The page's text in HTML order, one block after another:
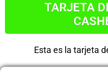
TARJETA
Esta es la tarjeta